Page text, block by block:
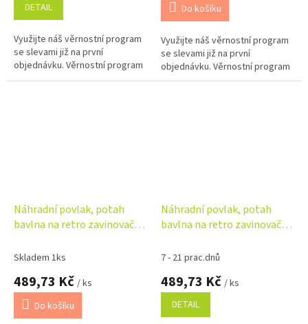
DETAIL
Využijte náš věrnostní program
se slevami již na první
objednávku. Věrnostní program
Do košíku
Využijte náš věrnostní program
se slevami již na první
objednávku. Věrnostní program
Náhradní povlak, potah
bavlna na retro zavinovačku
Skladem 1ks
489,73 Kč / ks
Do košíku
Náhradní povlak, potah
bavlna na retro zavinovačku
7 - 21 prac.dnů
489,73 Kč / ks
DETAIL